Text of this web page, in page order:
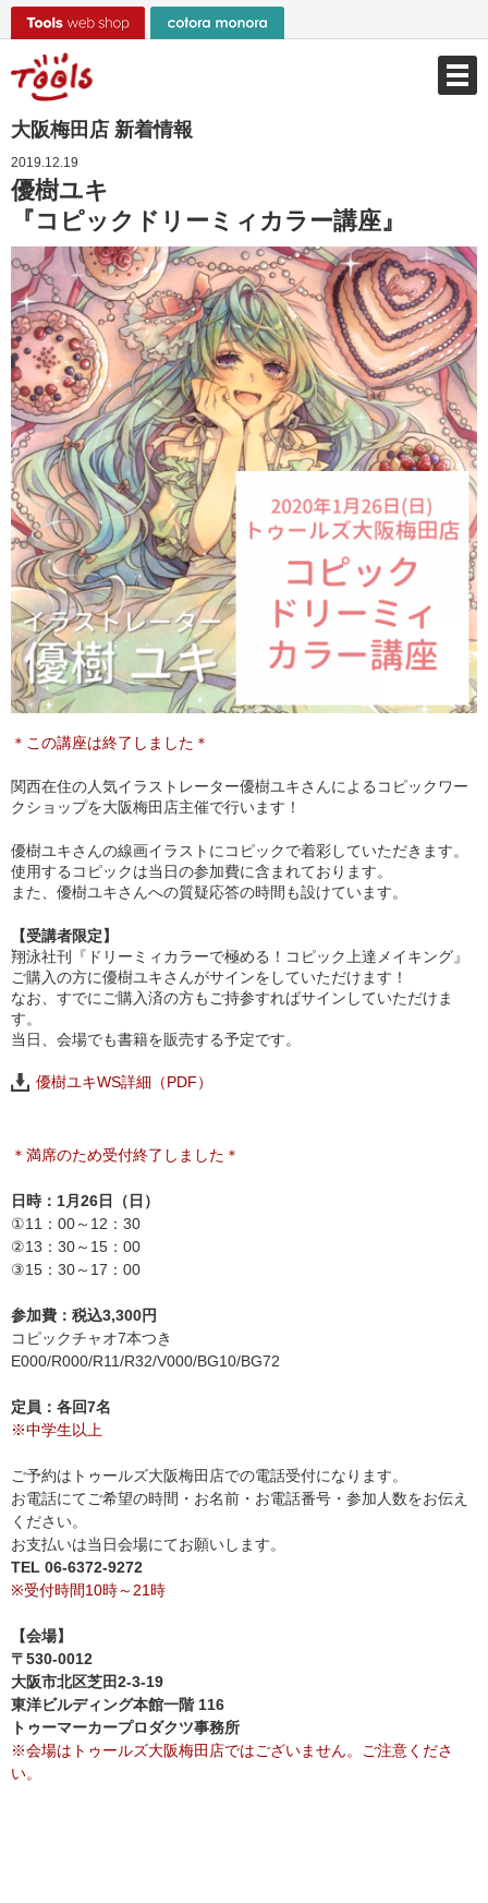
大阪梅田店 新着情報
2019.12.19
優樹ユキ
『コピックドリーミィカラー講座』
＊この講座は終了しました＊
関西在住の人気イラストレーター優樹ユキさんによるコピックワー
クショップを大阪梅田店主催で行います！
優樹ユキさんの線画イラストにコピックで着彩していただきます。
使用するコピックは当日の参加費に含まれております。
また、優樹ユキさんへの質疑応答の時間も設けています。
【受講者限定】
翔泳社刊『ドリーミィカラーで極める！コピック上達メイキング』
ご購入の方に優樹ユキさんがサインをしていただけます！
なお、すでにご購入済の方もご持参すればサインしていただけま
す。
当日、会場でも書籍を販売する予定です。
優樹ユキWS詳細（PDF）
＊満席のため受付終了しました＊
日時：1月26日（日）
①11：00～12：30
②13：30～15：00
③15：30～17：00
参加費：税込3,300円
コピックチャオ7本つき
E000/R000/R11/R32/V000/BG10/BG72
定員：各回7名
※中学生以上
ご予約はトゥールズ大阪梅田店での電話受付になります。
お電話にてご希望の時間・お名前・お電話番号・参加人数をお伝え
ください。
お支払いは当日会場にてお願いします。
TEL 06-6372-9272
※受付時間10時～21時
【会場】
〒530-0012
大阪市北区芝田2-3-19
東洋ビルディング本館一階 116
トゥーマーカープロダクツ事務所
※会場はトゥールズ大阪梅田店ではございません。ご注意くださ
い。